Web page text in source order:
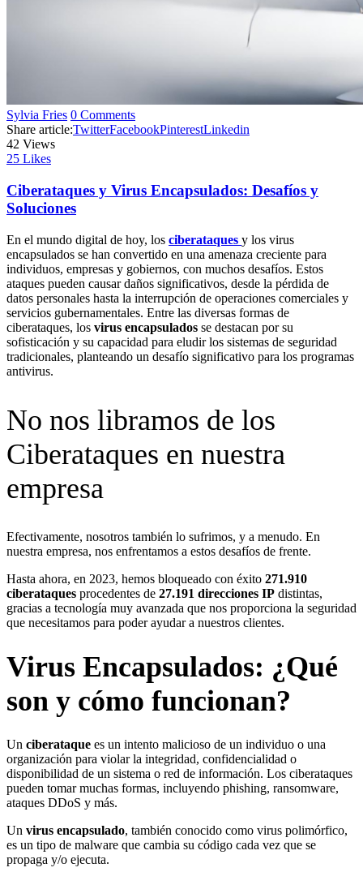
Sylvia Fries 0 Comments
Share article:TwitterFacebookPinterestLinkedin
42 Views
25 Likes
Ciberataques y Virus Encapsulados: Desafíos y
Soluciones
En el mundo digital de hoy, los ciberataques y los virus
encapsulados se han convertido en una amenaza creciente para
individuos, empresas y gobiernos, con muchos desafíos. Estos
ataques pueden causar daños significativos, desde la pérdida de
datos personales hasta la interrupción de operaciones comerciales y
servicios gubernamentales. Entre las diversas formas de
ciberataques, los virus encapsulados se destacan por su
sofisticación y su capacidad para eludir los sistemas de seguridad
tradicionales, planteando un desafío significativo para los programas
antivirus.
No nos libramos de los
Ciberataques en nuestra
empresa
Efectivamente, nosotros también lo sufrimos, y a menudo. En
nuestra empresa, nos enfrentamos a estos desafíos de frente.
Hasta ahora, en 2023, hemos bloqueado con éxito 271.910
ciberataques procedentes de 27.191 direcciones IP distintas,
gracias a tecnología muy avanzada que nos proporciona la seguridad
que necesitamos para poder ayudar a nuestros clientes.
Virus Encapsulados: ¿Qué
son y cómo funcionan?
Un ciberataque es un intento malicioso de un individuo o una
organización para violar la integridad, confidencialidad o
disponibilidad de un sistema o red de información. Los ciberataques
pueden tomar muchas formas, incluyendo phishing, ransomware,
ataques DDoS y más.
Un virus encapsulado, también conocido como virus polimórfico,
es un tipo de malware que cambia su código cada vez que se
propaga y/o ejecuta.